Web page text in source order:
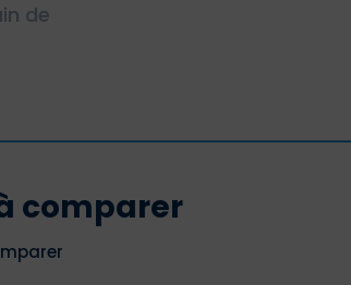
de
comparer